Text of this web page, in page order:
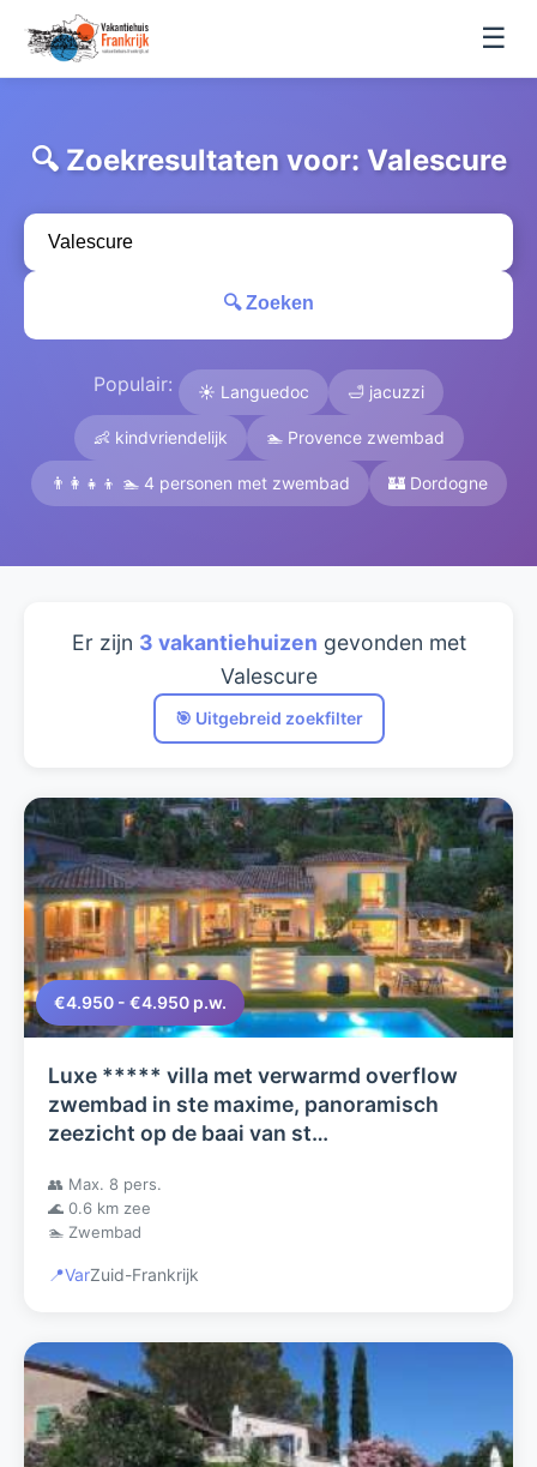
☰
🔍 Zoekresultaten voor: Valescure
🔍 Zoeken
Populair: ☀️ Languedoc 🛁 jacuzzi
👶 kindvriendelijk 🏊 Provence zwembad
👨‍👩‍👧‍👦 🏊 4 personen met zwembad 🏰 Dordogne
Er zijn 3 vakantiehuizen gevonden met
Valescure
🎯 Uitgebreid zoekfilter
€4.950 - €4.950 p.w.
Luxe ***** villa met verwarmd overflow
zwembad in ste maxime, panoramisch
zeezicht op de baai van st
badkamer/toilet/airco
👥 Max. 8 pers.
🌊 0.6 km zee
🏊 Zwembad
📍VarZuid-Frankrijk